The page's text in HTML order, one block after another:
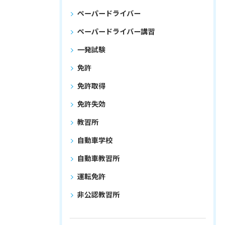
ペーパードライバー
ペーパードライバー講習
一発試験
免許
免許取得
免許失効
教習所
自動車学校
自動車教習所
運転免許
非公認教習所